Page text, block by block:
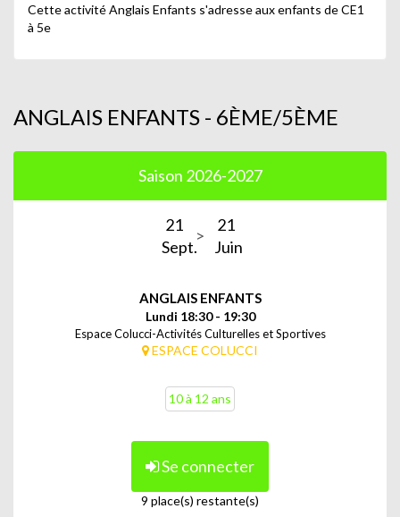
Cette activité Anglais Enfants s'adresse aux enfants de CE1
à 5e
ANGLAIS ENFANTS - 6ÈME/5ÈME
Saison 2026-2027
21
Sept.
21
Juin
ANGLAIS ENFANTS
Lundi 18:30 - 19:30
Espace Colucci-Activités Culturelles et Sportives
ESPACE COLUCCI
10 à 12 ans
Se connecter
9 place(s) restante(s)